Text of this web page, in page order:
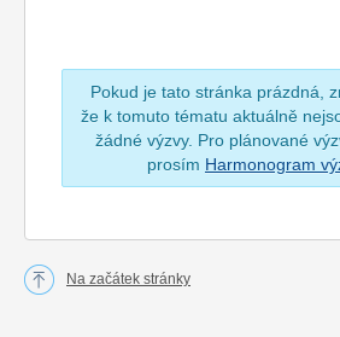
Pokud je tato stránka prázdná,
že k tomuto tématu aktuálně
žádné výzvy. Pro plánované
prosím Harmonogram
Na začátek stránky